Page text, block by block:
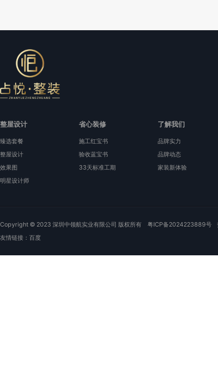
整屋设计
臻选套餐
整屋设计
效果图
明星设计师
省心装修
施工红宝书
验收蓝宝书
33天标准工期
了解我们
品牌实力
品牌动态
家装新体验
Copyright © 2023 深圳中领航实业有限公司 版权所有 粤ICP备2024223889号
友情链接： 百度